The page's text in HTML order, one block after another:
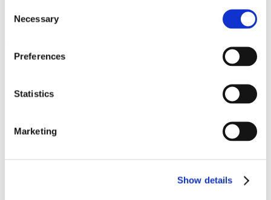
Selection
Necessary
Preferences
Statistics
Marketing
Show details
Miks on see oluline?
et nii Michelini juhendis kui ka laiemalt restoranide kogukonnas
klientidele, kes annavad telefonid ära,